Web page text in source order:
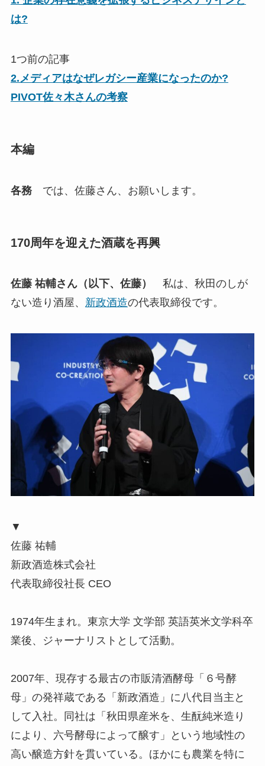
は?
1つ前の記事
2.メディアはなぜレガシー産業になったのか?
PIVOT佐々木さんの考察
本編
各務では、佐藤さん、お願いします。
170周年を迎えた酒蔵を再興
佐藤 祐輔さん（以下、佐藤） 私は、秋田のしが
ない造り酒屋、 新政酒造の代表取締役です。
▼
佐藤 祐輔
新政酒造株式会社
代表取締役社長 CEO
1974年生まれ。東京大学 文学部 英語英米文学科卒
業後、ジャーナリストとして活動。
2007年、現存する最古の市販清酒酵母「６号酵
母」の発祥蔵である「新政酒造」に八代目当主と
して入社。同社は「秋田県産米を、生酛純米造り
により、六号酵母によって醸す」という地域性の
高い醸造方針を貫いている。ほかにも農業を特に